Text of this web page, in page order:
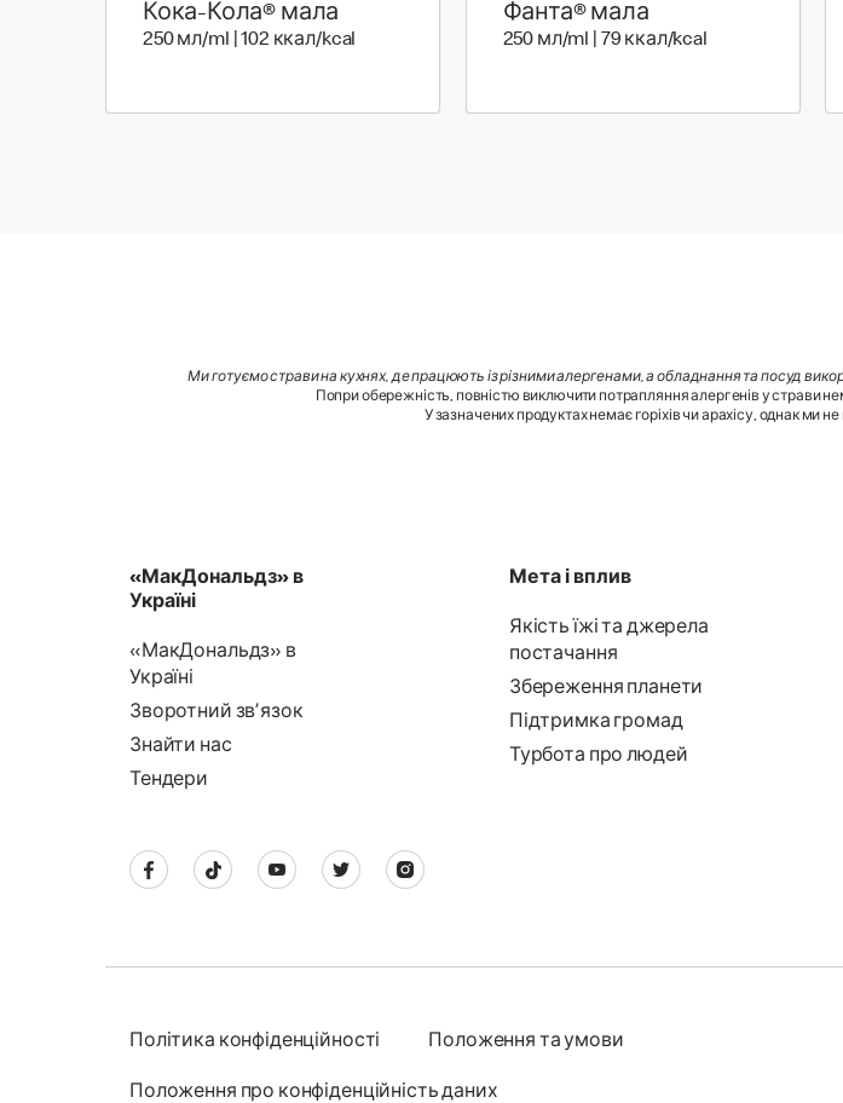
Кока-Кола® мала
250 мл/ml | 102 ккал/kcal
Фанта® мала
250 мл/ml | 79 ккал/kcal
Ми готуємо страви на кухнях, де працюють із різними алергенами, а обладнання та посуд
Попри обережність, повністю виключити потрапляння алергенів у страви
У зазначених продуктах немає горіхів чи арахісу, однак ми
«МакДональдз» в
Україні
«МакДональдз» в
Україні
Зворотний звʼязок
Знайти нас
Тендери
Мета і вплив
Якість їжі та джерела
постачання
Збереження планети
Підтримка громад
Турбота про людей
Політика конфіденційності Положення та умови
Положення про конфіденційність даних